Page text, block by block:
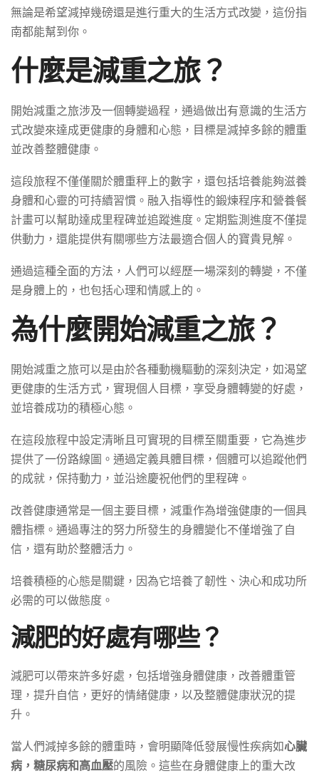
無論是希望減掉幾磅還是進行重大的生活方式改變，這份指
南都能幫到你。
什麼是減重之旅？
開始減重之旅涉及一個轉變過程，通過做出有意識的生活方
式改變來達成更健康的身體和心態，目標是減掉多餘的體重
並改善整體健康。
這段旅程不僅僅關於體重秤上的數字，還包括培養能夠滋養
身體和心靈的可持續習慣。融入指導性的鍛煉程序和營養餐
計畫可以幫助達成里程碑並追蹤進度。定期監測進度不僅提
供動力，還能提供有關哪些方法最適合個人的寶貴見解。
通過這種全面的方法，人們可以經歷一場深刻的轉變，不僅
是身體上的，也包括心理和情感上的。
為什麼開始減重之旅？
開始減重之旅可以是由於各種動機驅動的深刻決定，如渴望
更健康的生活方式，實現個人目標，享受身體轉變的好處，
並培養成功的積極心態。
在這段旅程中設定清晰且可實現的目標至關重要，它為進步
提供了一份路線圖。通過定義具體目標，個體可以追蹤他們
的成就，保持動力，並沿途慶祝他們的里程碑。
改善健康通常是一個主要目標，減重作為增強健康的一個具
體指標。通過專注的努力所發生的身體變化不僅增強了自
信，還有助於整體活力。
培養積極的心態是關鍵，因為它培養了韌性、決心和成功所
必需的可以做態度。
減肥的好處有哪些？
減肥可以帶來許多好處，包括增強身體健康，改善體重管
理，提升自信，更好的情緒健康，以及整體健康狀況的提
升。
當人們減掉多餘的體重時，會明顯降低發展慢性疾病如心臟
病，糖尿病和高血壓的風險。這些在身體健康上的重大改